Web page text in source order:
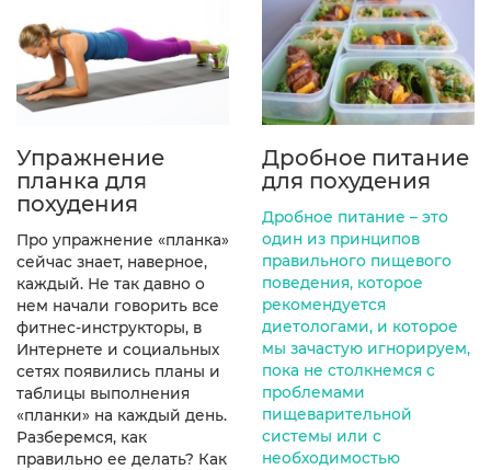
Упражнение
планка для
похудения
Про упражнение «планка»
сейчас знает, наверное,
каждый. Не так давно о
нем начали говорить все
фитнес-инструкторы, в
Интернете и социальных
сетях появились планы и
таблицы выполнения
«планки» на каждый день.
Разберемся, как
правильно ее делать? Как
Дробное питание
для похудения
Дробное питание – это
один из принципов
правильного пищевого
поведения, которое
рекомендуется
диетологами, и которое
мы зачастую игнорируем,
пока не столкнемся с
проблемами
пищеварительной
системы или с
необходимостью